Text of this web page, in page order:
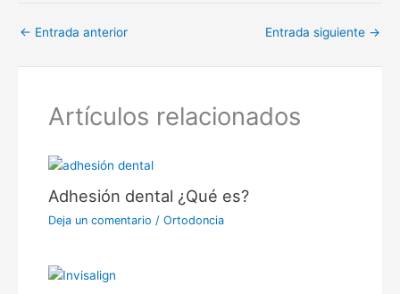
← Entrada anterior Entrada siguiente →
Artículos relacionados
Adhesión dental ¿Qué es?
Deja un comentario /Ortodoncia